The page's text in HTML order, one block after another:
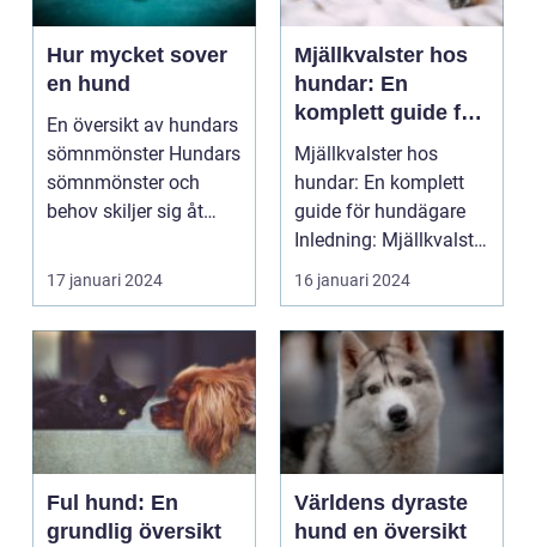
Hur mycket sover
en hund
En översikt av hundars
sömnmönster Hundars
sömnmönster och
behov skiljer sig åt
17 januari 2024
Mjällkvalster hos
hundar: En
komplett guide för
hundägare
Mjällkvalster hos
hundar: En komplett
guide för hundägare
Inledning: Mjällkvalster
hos hundar är et...
16 januari 2024
Ful hund: En
grundlig översikt
Världens dyraste
hund en översikt